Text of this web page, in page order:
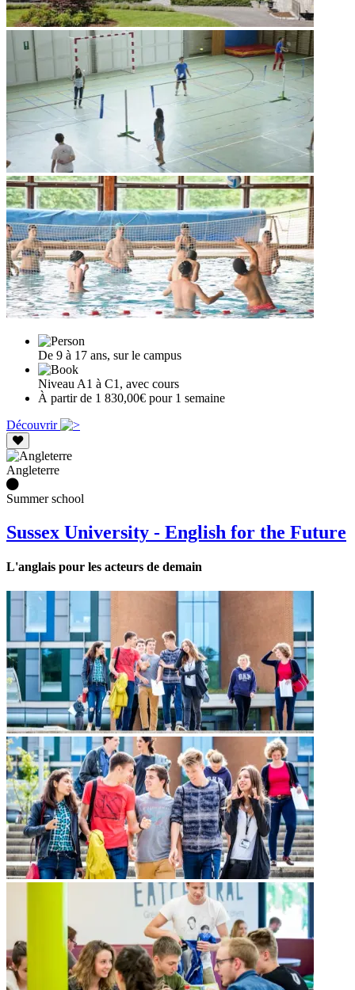
De 9 à 17 ans, sur le campus
Niveau A1 à C1, avec cours
À partir de 1 830,00€ pour 1 semaine
Découvrir
Angleterre
Summer school
Sussex University - English for the Future
L'anglais pour les acteurs de demain